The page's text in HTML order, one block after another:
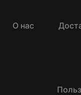
О нас